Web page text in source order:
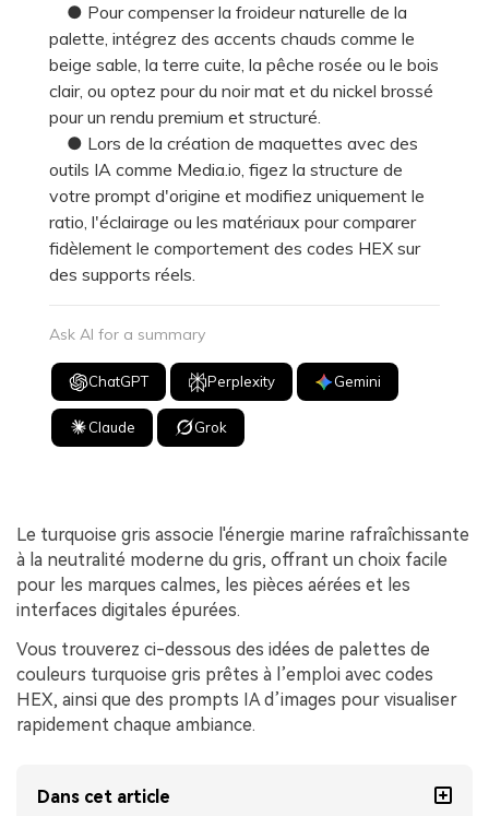
● Pour compenser la froideur naturelle de la
palette, intégrez des accents chauds comme le
beige sable, la terre cuite, la pêche rosée ou le bois
clair, ou optez pour du noir mat et du nickel brossé
pour un rendu premium et structuré.
● Lors de la création de maquettes avec des
outils IA comme Media.io, figez la structure de
votre prompt d'origine et modifiez uniquement le
ratio, l'éclairage ou les matériaux pour comparer
fidèlement le comportement des codes HEX sur
des supports réels.
Ask AI for a summary
ChatGPT Perplexity Gemini
Claude Grok
Le turquoise gris associe l'énergie marine rafraîchissante
à la neutralité moderne du gris, offrant un choix facile
pour les marques calmes, les pièces aérées et les
interfaces digitales épurées.
Vous trouverez ci-dessous des idées de palettes de
couleurs turquoise gris prêtes à l’emploi avec codes
HEX, ainsi que des prompts IA d’images pour visualiser
rapidement chaque ambiance.
Dans cet article